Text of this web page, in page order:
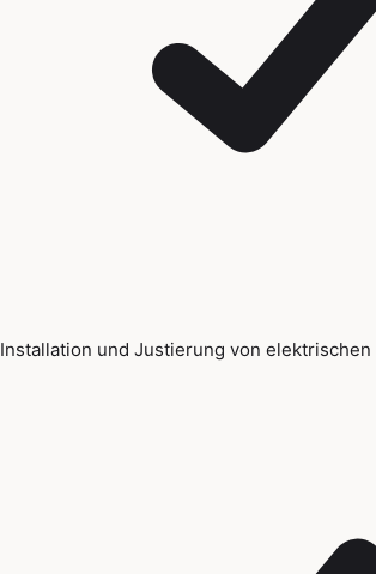
Installation und Justierung von elektrischen